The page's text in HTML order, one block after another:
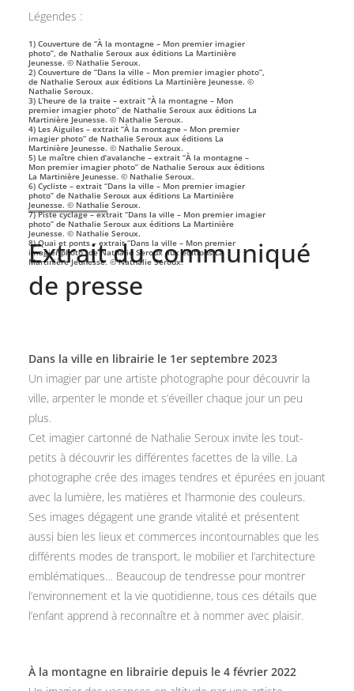
Légendes :
1) Couverture de “À la montagne – Mon premier imagier
photo”, de Nathalie Seroux aux éditions La Martinière
Jeunesse. © Nathalie Seroux.
2) Couverture de “Dans la ville – Mon premier imagier photo”,
de Nathalie Seroux aux éditions La Martinière Jeunesse. ©
Nathalie Seroux.
3) L’heure de la traite – extrait “À la montagne – Mon
premier imagier photo” de Nathalie Seroux aux éditions La
Martinière Jeunesse. © Nathalie Seroux.
4) Les Aiguiles – extrait “À la montagne – Mon premier
imagier photo” de Nathalie Seroux aux éditions La
Martinière Jeunesse. © Nathalie Seroux.
5) Le maître chien d’avalanche – extrait “À la montagne –
Mon premier imagier photo” de Nathalie Seroux aux éditions
La Martinière Jeunesse. © Nathalie Seroux.
6) Cycliste – extrait “Dans la ville – Mon premier imagier
photo” de Nathalie Seroux aux éditions La Martinière
Jeunesse. © Nathalie Seroux.
7) Piste cyclage – extrait “Dans la ville – Mon premier imagier
photo” de Nathalie Seroux aux éditions La Martinière
Jeunesse. © Nathalie Seroux.
8) Quai et ponts – extrait “Dans la ville – Mon premier
imagier photo” de Nathalie Seroux aux éditions La
Martinière Jeunesse. © Nathalie Seroux.
Extrait du communiqué
de presse
Dans la ville en librairie le 1er septembre 2023
Un imagier par une artiste photographe pour découvrir la
ville, arpenter le monde et s’éveiller chaque jour un peu
plus.
Cet imagier cartonné de Nathalie Seroux invite les tout-
petits à découvrir les différentes facettes de la ville. La
photographe crée des images tendres et épurées en jouant
avec la lumière, les matières et l’harmonie des couleurs.
Ses images dégagent une grande vitalité et présentent
aussi bien les lieux et commerces incontournables que les
différents modes de transport, le mobilier et l’architecture
emblématiques… Beaucoup de tendresse pour montrer
l’environnement et la vie quotidienne, tous ces détails que
l’enfant apprend à reconnaître et à nommer avec plaisir.
À la montagne en librairie depuis le 4 février 2022